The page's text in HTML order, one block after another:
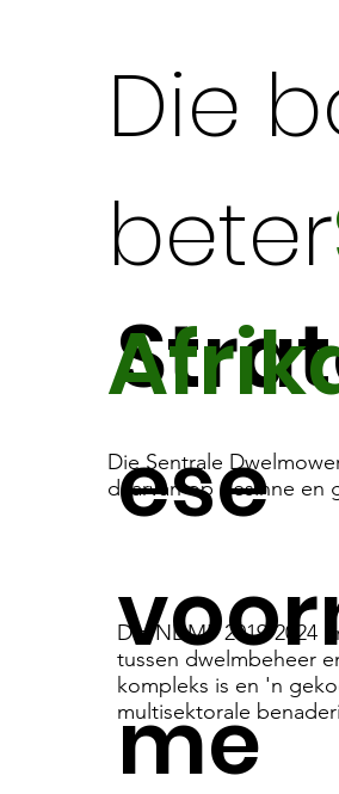
ese
me
Die NDMP 2019-2024
tussen dwelmbeheer
kompleks is en 'n
multisektorale
Die
beter
Die Sentrale
daarvan op gesinne en